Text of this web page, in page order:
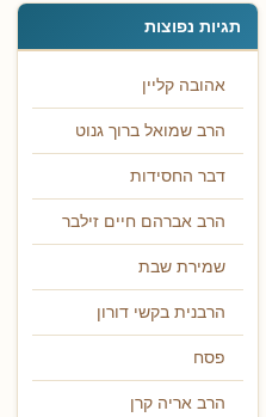
תגיות נפוצות
אהובה קליין
הרב שמואל ברוך גנוט
דבר החסידות
הרב אברהם חיים זילבר
שמירת שבת
הרבנית בקשי דורון
פסח
הרב אריה קרן